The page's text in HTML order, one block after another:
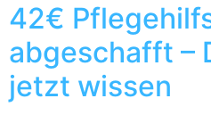
42€
abgeschafft –
jetzt wissen